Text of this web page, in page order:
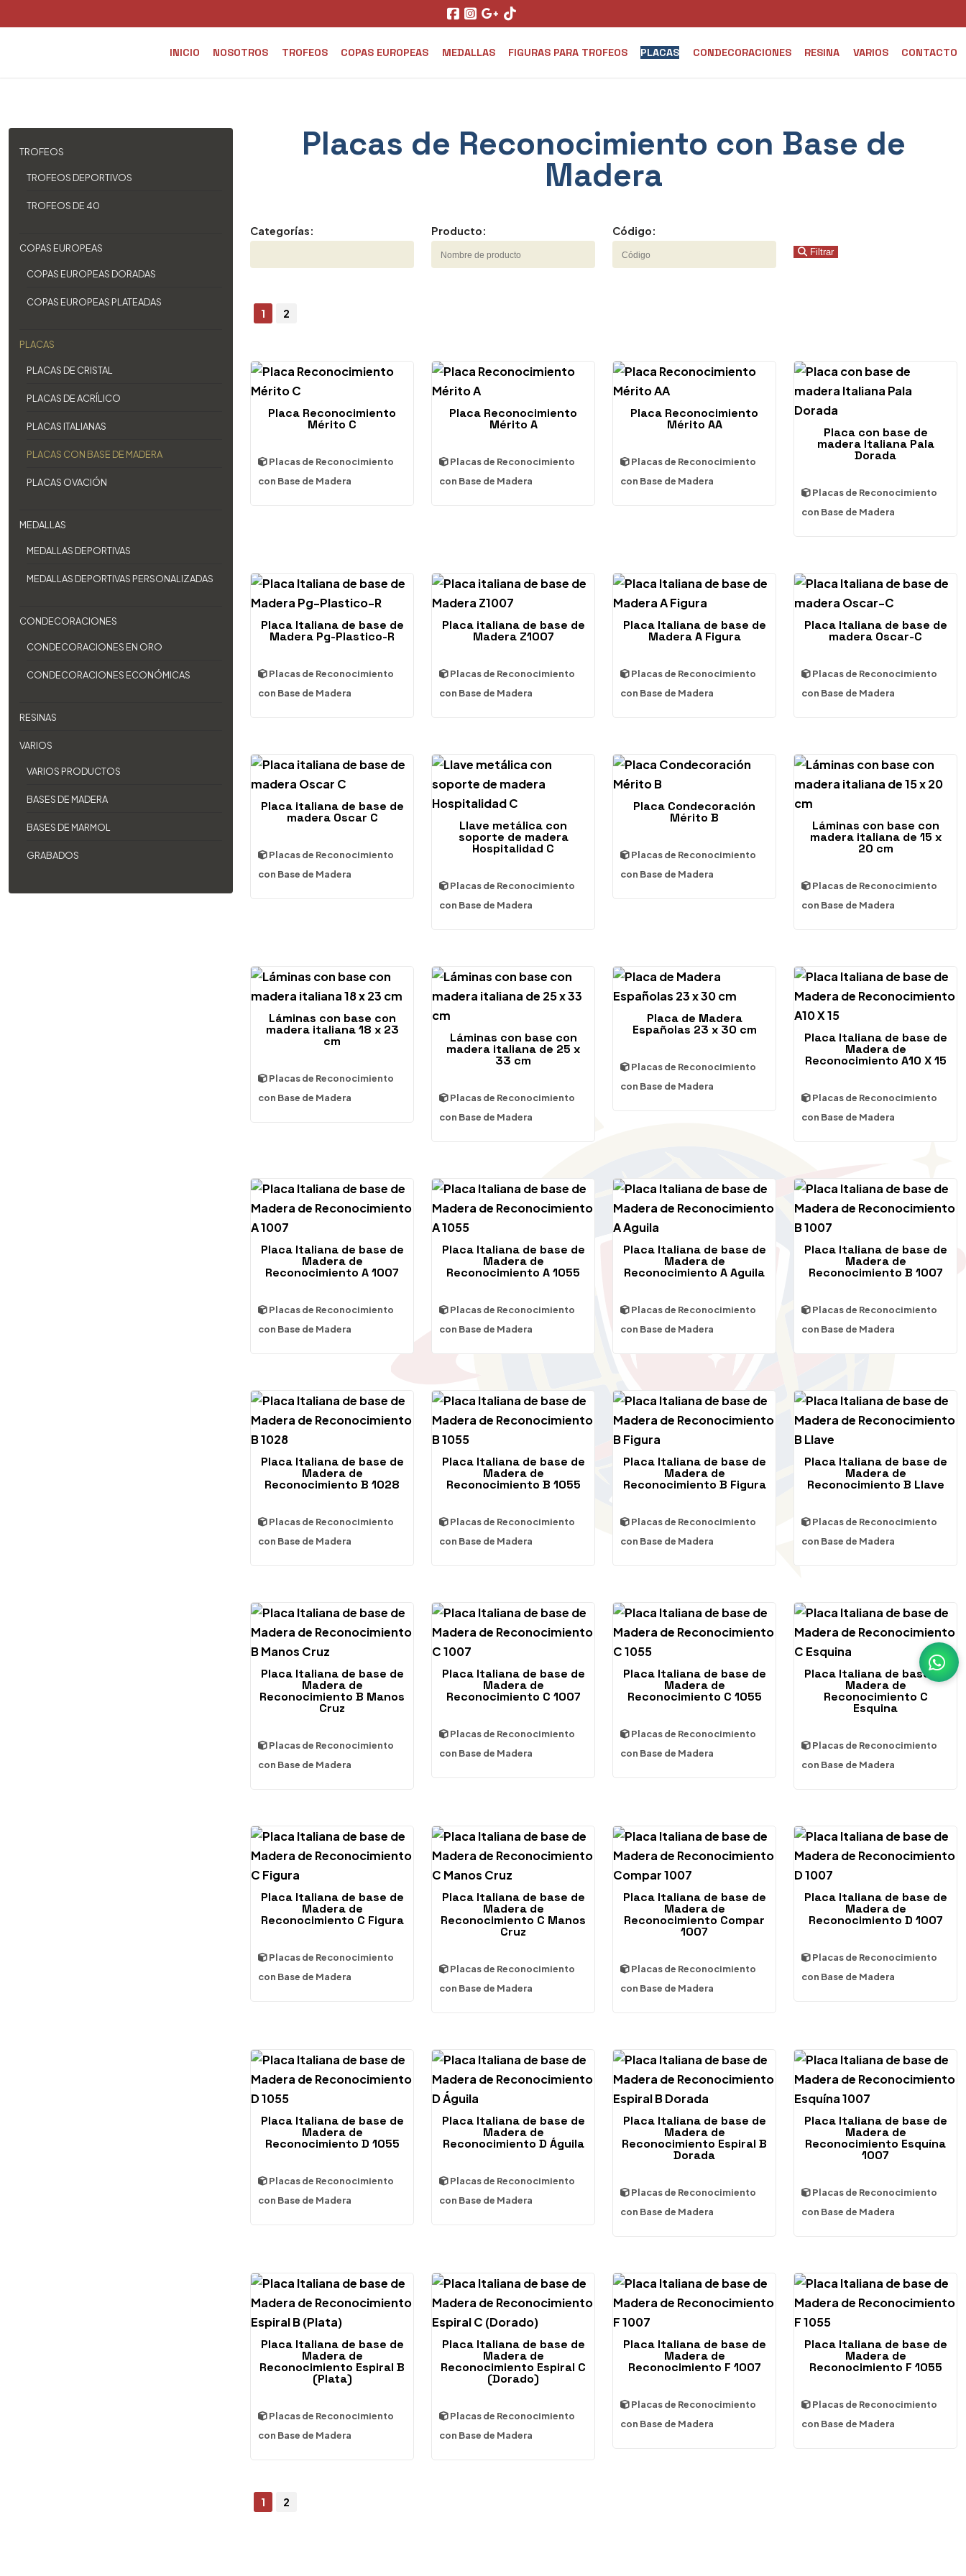
INICIO NOSOTROS TROFEOS COPAS EUROPEAS MEDALLAS FIGURAS PARA TROFEOS PLACAS CONDECORACIONES RESINA VARIOS CONTACTO
TROFEOS
TROFEOS DEPORTIVOS
TROFEOS DE 40
COPAS EUROPEAS
COPAS EUROPEAS DORADAS
COPAS EUROPEAS PLATEADAS
PLACAS
PLACAS DE CRISTAL
PLACAS DE ACRÍLICO
PLACAS ITALIANAS
PLACAS CON BASE DE MADERA
PLACAS OVACIÓN
MEDALLAS
MEDALLAS DEPORTIVAS
MEDALLAS DEPORTIVAS PERSONALIZADAS
CONDECORACIONES
CONDECORACIONES EN ORO
CONDECORACIONES ECONÓMICAS
RESINAS
VARIOS
VARIOS PRODUCTOS
BASES DE MADERA
BASES DE MARMOL
GRABADOS
Placas de Reconocimiento con Base de
Madera
Categorías: Producto: Código:
Filtrar
1 2
Placa Reconocimiento
Mérito C
Placas de Reconocimiento
con Base de Madera
Placa Reconocimiento
Mérito A
Placas de Reconocimiento
con Base de Madera
Placa Reconocimiento
Mérito AA
Placas de Reconocimiento
con Base de Madera
Placa con base de
madera Italiana Pala
Dorada
Placas de Reconocimiento
con Base de Madera
Placa Italiana de base de
Madera Pg-Plastico-R
Placas de Reconocimiento
con Base de Madera
Placa italiana de base de
Madera Z1007
Placas de Reconocimiento
con Base de Madera
Placa Italiana de base de
Madera A Figura
Placas de Reconocimiento
con Base de Madera
Placa Italiana de base de
madera Oscar-C
Placas de Reconocimiento
con Base de Madera
Placa italiana de base de
madera Oscar C
Placas de Reconocimiento
con Base de Madera
Llave metálica con
soporte de madera
Hospitalidad C
Placas de Reconocimiento
con Base de Madera
Placa Condecoración
Mérito B
Placas de Reconocimiento
con Base de Madera
Láminas con base con
madera italiana de 15 x
20 cm
Placas de Reconocimiento
con Base de Madera
Láminas con base con
madera italiana 18 x 23
cm
Placas de Reconocimiento
con Base de Madera
Láminas con base con
madera italiana de 25 x
33 cm
Placas de Reconocimiento
con Base de Madera
Placa de Madera
Españolas 23 x 30 cm
Placas de Reconocimiento
con Base de Madera
Placa Italiana de base de
Madera de
Reconocimiento A10 X 15
Placas de Reconocimiento
con Base de Madera
Placa Italiana de base de
Madera de
Reconocimiento A 1007
Placas de Reconocimiento
con Base de Madera
Placa Italiana de base de
Madera de
Reconocimiento A 1055
Placas de Reconocimiento
con Base de Madera
Placa Italiana de base de
Madera de
Reconocimiento A Aguila
Placas de Reconocimiento
con Base de Madera
Placa Italiana de base de
Madera de
Reconocimiento B 1007
Placas de Reconocimiento
con Base de Madera
Placa Italiana de base de
Madera de
Reconocimiento B 1028
Placas de Reconocimiento
con Base de Madera
Placa Italiana de base de
Madera de
Reconocimiento B 1055
Placas de Reconocimiento
con Base de Madera
Placa Italiana de base de
Madera de
Reconocimiento B Figura
Placas de Reconocimiento
con Base de Madera
Placa Italiana de base de
Madera de
Reconocimiento B Llave
Placas de Reconocimiento
con Base de Madera
Placa Italiana de base de
Madera de
Reconocimiento B Manos
Cruz
Placas de Reconocimiento
con Base de Madera
Placa Italiana de base de
Madera de
Reconocimiento C 1007
Placas de Reconocimiento
con Base de Madera
Placa Italiana de base de
Madera de
Reconocimiento C 1055
Placas de Reconocimiento
con Base de Madera
Placa Italiana de base de
Madera de
Reconocimiento C
Esquina
Placas de Reconocimiento
con Base de Madera
Placa Italiana de base de
Madera de
Reconocimiento C Figura
Placas de Reconocimiento
con Base de Madera
Placa Italiana de base de
Madera de
Reconocimiento C Manos
Cruz
Placas de Reconocimiento
con Base de Madera
Placa Italiana de base de
Madera de
Reconocimiento Compar
1007
Placas de Reconocimiento
con Base de Madera
Placa Italiana de base de
Madera de
Reconocimiento D 1007
Placas de Reconocimiento
con Base de Madera
Placa Italiana de base de
Madera de
Reconocimiento D 1055
Placas de Reconocimiento
con Base de Madera
Placa Italiana de base de
Madera de
Reconocimiento D Águila
Placas de Reconocimiento
con Base de Madera
Placa Italiana de base de
Madera de
Reconocimiento Espiral B
Dorada
Placas de Reconocimiento
con Base de Madera
Placa Italiana de base de
Madera de
Reconocimiento Esquína
1007
Placas de Reconocimiento
con Base de Madera
Placa Italiana de base de
Madera de
Reconocimiento Espiral B
(Plata)
Placas de Reconocimiento
con Base de Madera
Placa Italiana de base de
Madera de
Reconocimiento Espiral C
(Dorado)
Placas de Reconocimiento
con Base de Madera
Placa Italiana de base de
Madera de
Reconocimiento F 1007
Placas de Reconocimiento
con Base de Madera
Placa Italiana de base de
Madera de
Reconocimiento F 1055
Placas de Reconocimiento
con Base de Madera
1 2